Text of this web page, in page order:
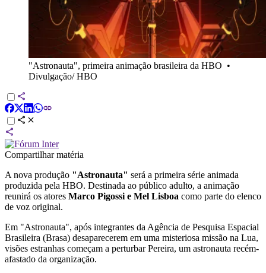
"Astronauta", primeira animação brasileira da HBO •
Divulgação/ HBO
Compartilhar matéria
A nova produção "Astronauta" será a primeira série animada
produzida pela HBO. Destinada ao público adulto, a animação
reunirá os atores Marco Pigossi e Mel Lisboa como parte do elenco
de voz original.
Em "Astronauta", após integrantes da Agência de Pesquisa Espacial
Brasileira (Brasa) desaparecerem em uma misteriosa missão na Lua,
visões estranhas começam a perturbar Pereira, um astronauta recém-
afastado da organização.